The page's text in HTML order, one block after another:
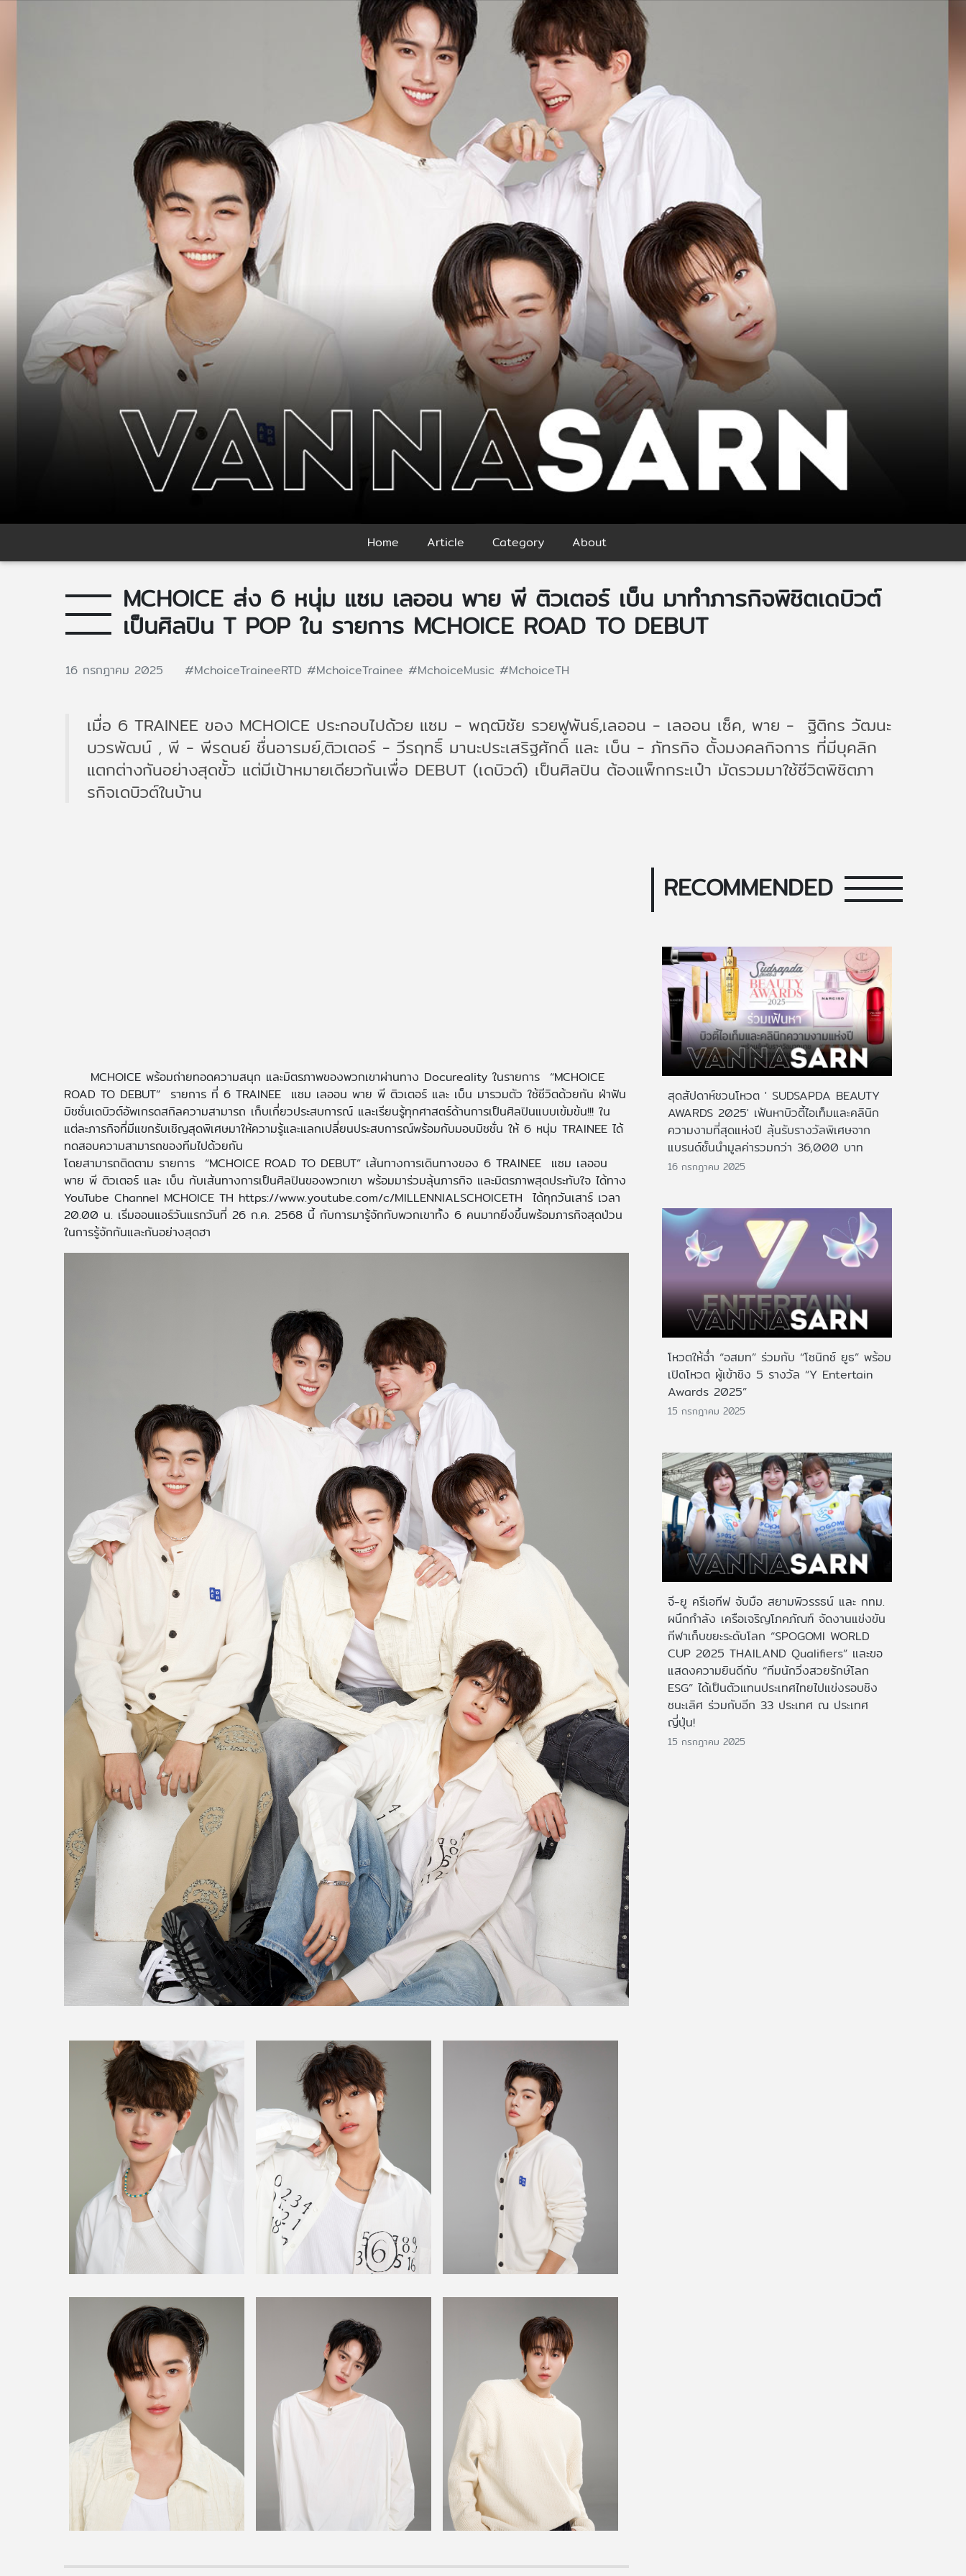
Home Article Category About
MCHOICE ส่ง 6 หนุ่ม แซม เลออน พาย พี ติวเตอร์ เบ็น มาทำภารกิจพิชิตเดบิวต์
เป็นศิลปิน T POP ใน รายการ MCHOICE ROAD TO DEBUT
16 กรกฎาคม 2025 #MchoiceTraineeRTD#MchoiceTrainee#MchoiceMusic#MchoiceTH
เมื่อ 6 TRAINEE ของ MCHOICE ประกอบไปด้วย แซม - พฤฒิชัย รวยฟูพันธ์,เลออน - เลออน เซ็ค, พาย - ฐิติกร วัฒนะ
บวรพัฒน์ , พี - พีรดนย์ ชื่นอารมย์,ติวเตอร์ - วีรฤทธิ์ มานะประเสริฐศักดิ์ และ เบ็น - ภัทรกิจ ตั้งมงคลกิจการ ที่มีบุคลิก
แตกต่างกันอย่างสุดขั้ว แต่มีเป้าหมายเดียวกันเพื่อ DEBUT (เดบิวต์) เป็นศิลปิน ต้องแพ็กกระเป๋า มัดรวมมาใช้ชีวิตพิชิตภา
รกิจเดบิวต์ในบ้าน
MCHOICE พร้อมถ่ายทอดความสนุก และมิตรภาพของพวกเขาผ่านทาง Docureality ในรายการ “MCHOICE
ROAD TO DEBUT” รายการ ที่ 6 TRAINEE แซม เลออน พาย พี ติวเตอร์ และ เบ็น มารวมตัว ใช้ชีวิตด้วยกัน ฝ่าฟัน
มิชชั่นเดบิวต์อัพเกรดสกิลความสามารถ เก็บเกี่ยวประสบการณ์ และเรียนรู้ทุกศาสตร์ด้านการเป็นศิลปินแบบเข้มข้น!!! ใน
แต่ละภารกิจที่มีแขกรับเชิญสุดพิเศษมาให้ความรู้และแลกเปลี่ยนประสบการณ์พร้อมกับมอบมิชชั่น ให้ 6 หนุ่ม TRAINEE ได้
ทดสอบความสามารถของทีมไปด้วยกัน
โดยสามารถติดตาม รายการ “MCHOICE ROAD TO DEBUT” เส้นทางการเดินทางของ 6 TRAINEE แซม เลออน
พาย พี ติวเตอร์ และ เบ็น กับเส้นทางการเป็นศิลปินของพวกเขา พร้อมมาร่วมลุ้นภารกิจ และมิตรภาพสุดประทับใจ ได้ทาง
YouTube Channel MCHOICE TH https://www.youtube.com/c/MILLENNIALSCHOICETH ได้ทุกวันเสาร์ เวลา
20.00 น. เริ่มออนแอร์วันแรกวันที่ 26 ก.ค. 2568 นี้ กับการมารู้จักกับพวกเขาทั้ง 6 คนมากยิ่งขึ้นพร้อมภารกิจสุดป่วน
ในการรู้จักกันและกันอย่างสุดฮา
RECOMMENDED
สุดสัปดาห์ชวนโหวต ' SUDSAPDA BEAUTY
AWARDS 2025' เฟ้นหาบิวตี้ไอเท็มและคลินิก
ความงามที่สุดแห่งปี ลุ้นรับรางวัลพิเศษจาก
แบรนด์ชั้นนำมูลค่ารวมกว่า 36,000 บาท
16 กรกฎาคม 2025
โหวตให้ฉ่ำ “อสมท” ร่วมกับ “โซนิกซ์ ยูธ” พร้อม
เปิดโหวต ผู้เข้าชิง 5 รางวัล “Y Entertain
Awards 2025”
15 กรกฎาคม 2025
จี-ยู ครีเอทีฟ จับมือ สยามพิวรรธน์ และ กทม.
ผนึกกำลัง เครือเจริญโภคภัณฑ์ จัดงานแข่งขัน
กีฬาเก็บขยะระดับโลก “SPOGOMI WORLD
CUP 2025 THAILAND Qualifiers” และขอ
แสดงความยินดีกับ “ทีมนักวิ่งสวยรักษ์โลก
ESG” ได้เป็นตัวแทนประเทศไทยไปแข่งรอบชิง
ชนะเลิศ ร่วมกับอีก 33 ประเทศ ณ ประเทศ
ญี่ปุ่น!
15 กรกฎาคม 2025